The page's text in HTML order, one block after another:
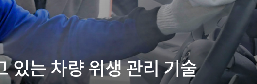
있는 차량 위생 관리 기술